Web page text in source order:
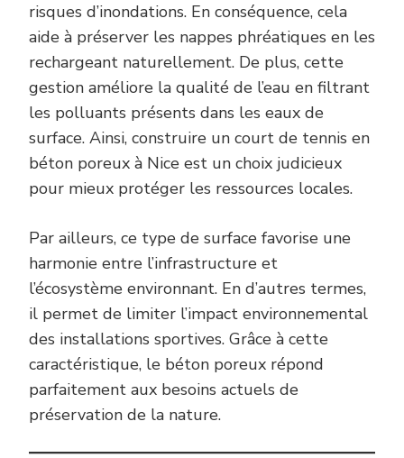
risques d’inondations. En conséquence, cela
aide à préserver les nappes phréatiques en les
rechargeant naturellement. De plus, cette
gestion améliore la qualité de l’eau en filtrant
les polluants présents dans les eaux de
surface. Ainsi, construire un court de tennis en
béton poreux à Nice est un choix judicieux
pour mieux protéger les ressources locales.
Par ailleurs, ce type de surface favorise une
harmonie entre l’infrastructure et
l’écosystème environnant. En d’autres termes,
il permet de limiter l’impact environnemental
des installations sportives. Grâce à cette
caractéristique, le béton poreux répond
parfaitement aux besoins actuels de
préservation de la nature.